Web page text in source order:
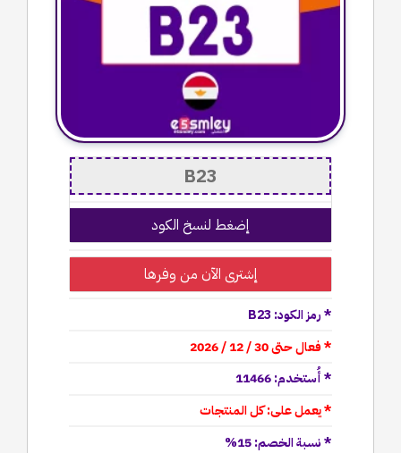
إضغط لنسخ الكود
إشترى الآن من وفرها
* رمز الكود: B23
* فعال حتى 30 / 12 / 2026
* أُستخدم: 11466
* يعمل على: كل المنتجات
* نسبة الخصم: 15%